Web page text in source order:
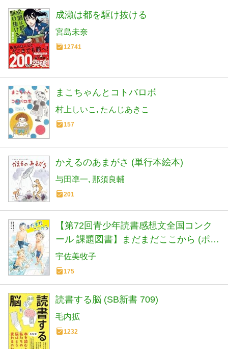
成瀬は都を駆け抜ける
宮島未奈
12741
まこちゃんとコトバロボ
村上しいこ たんじあきこ
157
かえるのあまがさ (単行本絵本)
与田凖一 那須良輔
201
【第72回青少年読書感想文全国コンク
ール 課題図書】まだまだここから (ポプ
ラ物語館 94)
宇佐美牧子
175
読書する脳 (SB新書 709)
毛内拡
1232